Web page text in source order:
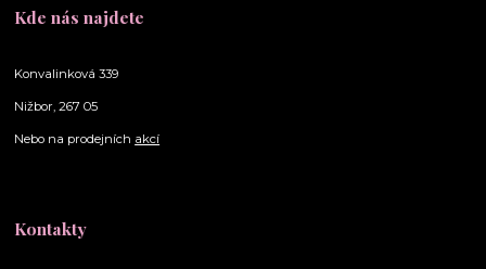
Kde nás najdete
Konvalinková 339
Nižbor, 267 05
Nebo na prodejních akcí
Kontakty